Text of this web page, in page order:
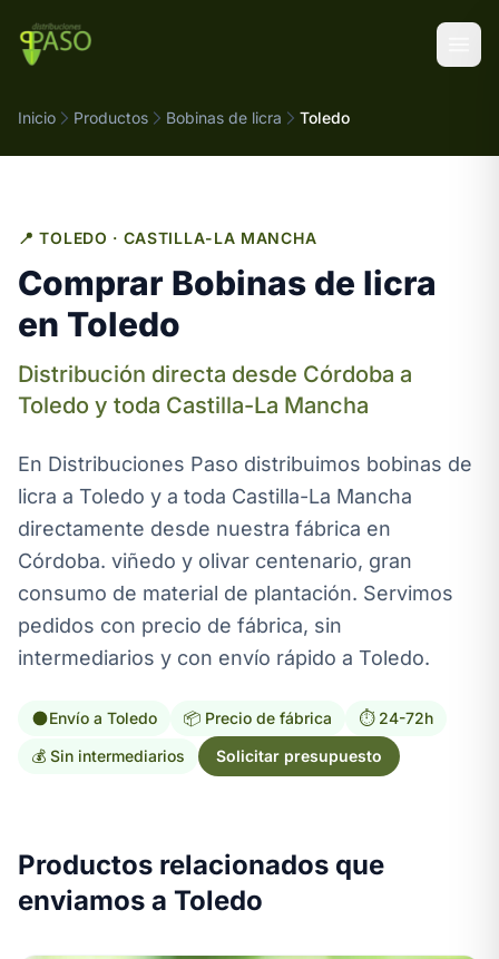
Inicio Productos Bobinas de licra Toledo
📍 TOLEDO · CASTILLA-LA MANCHA
Comprar Bobinas de licra
en Toledo
Distribución directa desde Córdoba a
Toledo y toda Castilla-La Mancha
En Distribuciones Paso distribuimos bobinas de
licra a Toledo y a toda Castilla-La Mancha
directamente desde nuestra fábrica en
Córdoba. viñedo y olivar centenario, gran
consumo de material de plantación. Servimos
pedidos con precio de fábrica, sin
intermediarios y con envío rápido a Toledo.
Envío a Toledo 📦 Precio de fábrica
⏱️ 24-72h
💰 Sin intermediarios
Solicitar presupuesto
Productos relacionados que
enviamos a Toledo